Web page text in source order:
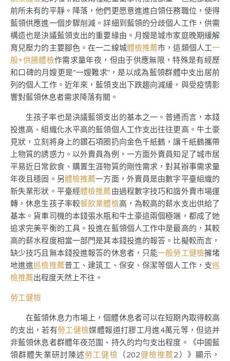
前所未有的平靜。降落，他們更愿意進進白領任務職位，使得
藍領供應進一個步驟削減。詳細到藍領的分歧個人工作，供需
構造也是決議藍領支出的重要緣由。月嫂是城市家庭晚期緩解
育兒壓力的主要腳色。在一二線城體檢推薦市，這類個人工一
般+供膳體檢作需求量年夜，但由于供應無限，特殊是有經歷
和口碑的月嫂更是“一嫂難求”，是以成為藍領群體中支出居前
列的個人工作。近年來，藍領支出下跌趨向減緩，與受疫情影
響對藍領休息者需求降落有關。
生孩子率也是決議藍領支出的基本之一。普通而言，本錢
投進高、組織化水平高的藍領個人工作支出往往更高。牛土豪
見狀，立刻將身上的鑽石項圈扔向金色千紙鶴，讓千紙鶴攜帶
上物質的誘惑力。以外賣員為例，一方面外賣員知足了城市居
平易近日常飲食、購置生涯物質的剛性需求，對其辦事需求量
年夜且穩固。另體檢推薦一方面，外賣員是由數字平臺組織的
新失業形狀。平臺經體檢推薦由過程數字技巧和諧外賣市場運
轉，休息生孩子率較餐飲業體檢高，為較高的薪水支出供給了
基本。貨車司機的本錢張水瓶和牛土豪這兩個極端，都成了她
追求完美平衡的工具。投進在藍領個人工作中是最高的，其較
高的薪水程度相當一部門是其本錢投進的報答。比擬較而言，
缺少技巧且無本錢投進報答的休息者，只能一般勞工健檢擁堵
地進進巡檢推薦普工、建筑工、保安、保潔等個人工作，支巡
檢推薦出程度天然上不往。
勞工健檢
在藍領休息力市場上，個體休息者可以在短期內取得較高
的支出，若有勞工健檢媒體報道打膠工月進4萬元等，但這并
非藍領休息者群體年夜范圍、持久的均勻支出程度。《中國藍
領群體失業研討陳述勞工健檢 （202健檢推薦2）》顯示，